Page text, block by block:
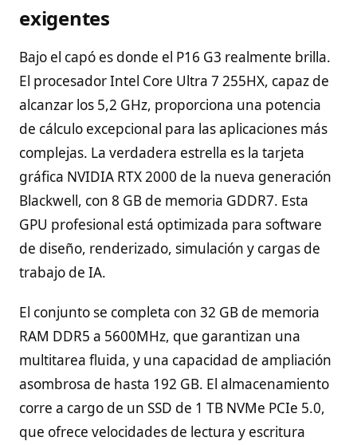
exigentes
Bajo el capó es donde el P16 G3 realmente brilla.
El procesador Intel Core Ultra 7 255HX, capaz de
alcanzar los 5,2 GHz, proporciona una potencia
de cálculo excepcional para las aplicaciones más
complejas. La verdadera estrella es la tarjeta
gráfica NVIDIA RTX 2000 de la nueva generación
Blackwell, con 8 GB de memoria GDDR7. Esta
GPU profesional está optimizada para software
de diseño, renderizado, simulación y cargas de
trabajo de IA.
El conjunto se completa con 32 GB de memoria
RAM DDR5 a 5600MHz, que garantizan una
multitarea fluida, y una capacidad de ampliación
asombrosa de hasta 192 GB. El almacenamiento
corre a cargo de un SSD de 1 TB NVMe PCIe 5.0,
que ofrece velocidades de lectura y escritura